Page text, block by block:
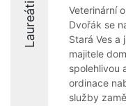
Laureáti
Veterinární
Dvořák se
Stará Ves a
majitele
spolehlivou
ordinace
služby